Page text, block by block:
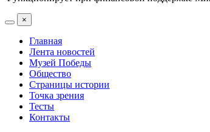
×
Главная
Лента новостей
Музей Победы
Общество
Страницы истории
Точка зрения
Тесты
Контакты